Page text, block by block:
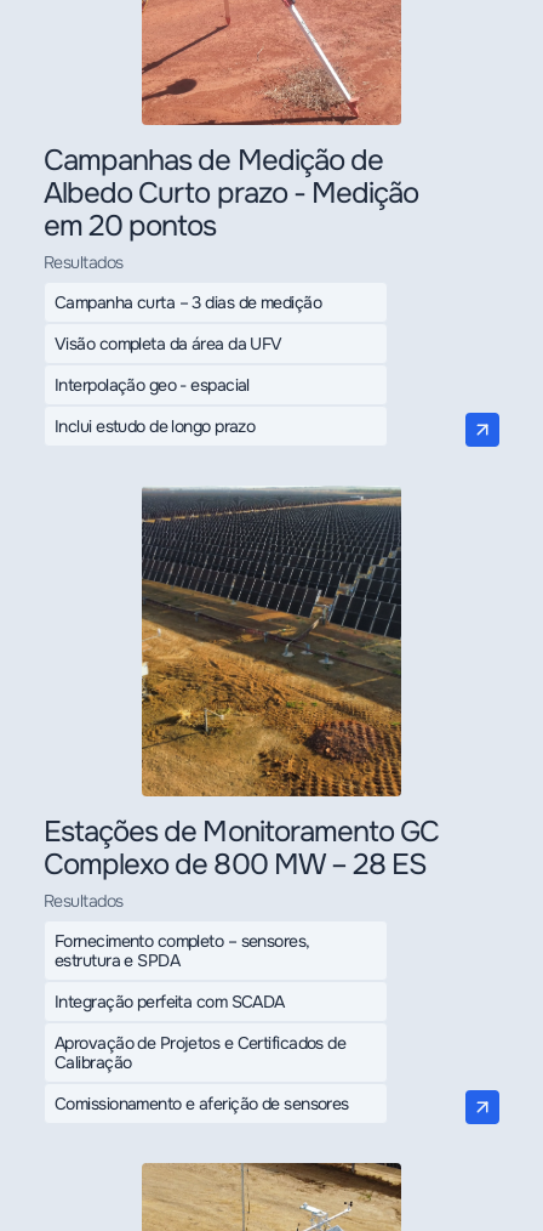
Campanhas de Medição de
Albedo Curto prazo - Medição
em 20 pontos
Resultados
Campanha curta – 3 dias de medição
Visão completa da área da UFV
Interpolação geo - espacial
Inclui estudo de longo prazo
Estações de Monitoramento GC
Complexo de 800 MW – 28 ES
Resultados
Fornecimento completo – sensores,
estrutura e SPDA
Integração perfeita com SCADA
Aprovação de Projetos e Certificados de
Calibração
Comissionamento e aferição de sensores